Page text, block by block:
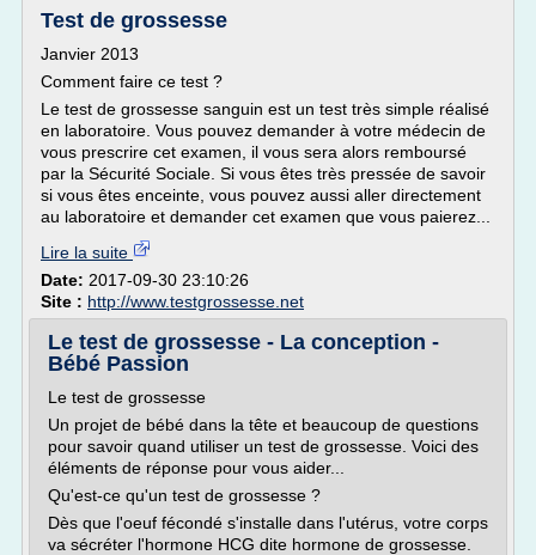
Test de grossesse
Janvier 2013
Comment faire ce test ?
Le test de grossesse sanguin est un test très simple réalisé
en laboratoire. Vous pouvez demander à votre médecin de
vous prescrire cet examen, il vous sera alors remboursé
par la Sécurité Sociale. Si vous êtes très pressée de savoir
si vous êtes enceinte, vous pouvez aussi aller directement
au laboratoire et demander cet examen que vous paierez...
Lire la suite
Date: 2017-09-30 23:10:26
Site : http://www.testgrossesse.net
Le test de grossesse - La conception -
Bébé Passion
Le test de grossesse
Un projet de bébé dans la tête et beaucoup de questions
pour savoir quand utiliser un test de grossesse. Voici des
éléments de réponse pour vous aider...
Qu'est-ce qu'un test de grossesse ?
Dès que l'oeuf fécondé s'installe dans l'utérus, votre corps
va sécréter l'hormone HCG dite hormone de grossesse.